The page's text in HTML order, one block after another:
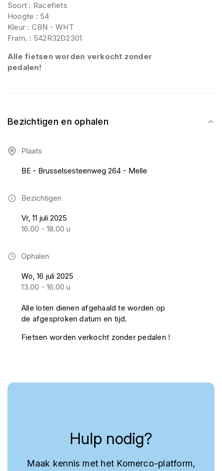
Soort : Racefiets
Hoogte : 54
Kleur : CBN - WHT
Fram. : 542R32D2301
Alle fietsen worden verkocht zonder
pedalen!
Bezichtigen en ophalen
Plaats
BE - Brusselsesteenweg 264 - Melle
Bezichtigen
Vr, 11 juli 2025
16.00 - 18.00 u
Ophalen
Wo, 16 juli 2025
13.00 - 16.00 u
Alle loten dienen afgehaald te worden op
de afgesproken datum en tijd.
Fietsen worden verkocht zonder pedalen !
Hulp nodig?
Maak kennis met het Komerco-platform,